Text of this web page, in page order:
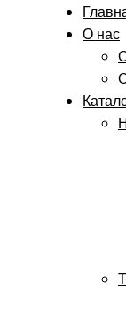
О нас